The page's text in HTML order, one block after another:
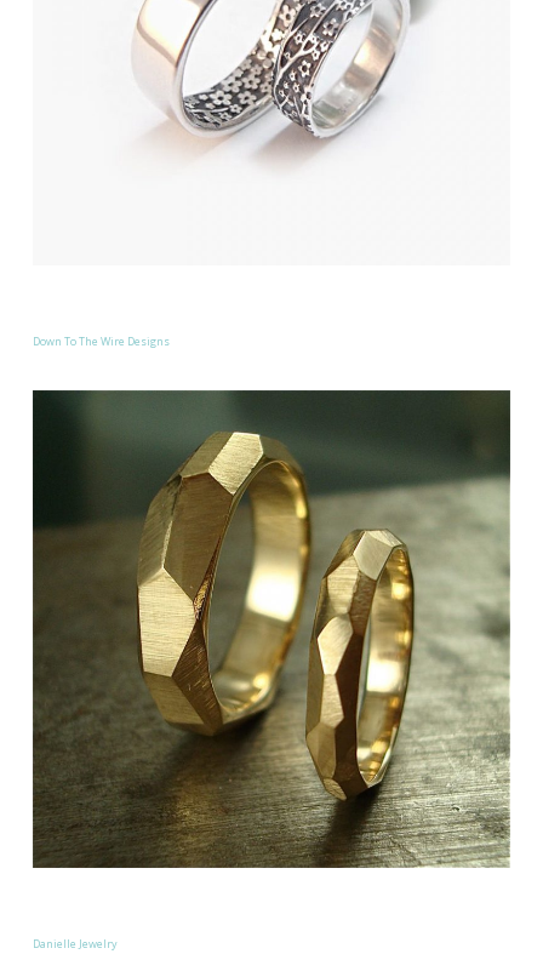
Down To The Wire Designs
Danielle Jewelry